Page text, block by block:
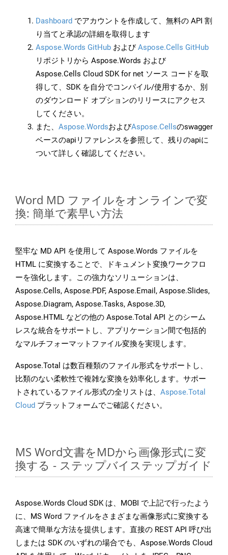
Dashboard でアカウントを作成して、無料の API 割
り当てと承認の詳細を取得します
Aspose.Words GitHub およびAspose.Cells GitHub
リポジトリから Aspose.Words および
Aspose.Cells Cloud SDK for net ソース コードを取
得して、SDK を自分でコンパイル/使用するか、別
のダウンロード オプションのリリースにアクセス
してください。
また、 Aspose.WordsおよびAspose.Cellsのswagger
ベースのapiリファレンスを参照して、残りのapiに
ついて詳しく確認してください。
Word MD ファイルをオンラインで変
換: 簡単で素早い方法
堅牢な MD API を使用して Aspose.Words ファイルを
HTML に変換することで、ドキュメント変換ワークフロ
ーを強化します。この強力なソリューションは、
Aspose.Cells, Aspose.PDF, Aspose.Email, Aspose.Slides,
Aspose.Diagram, Aspose.Tasks, Aspose.3D,
Aspose.HTML などの他の Aspose.Total API とのシーム
レスな統合をサポートし、アプリケーション間で包括的
なマルチフォーマットファイル変換を実現します。
Aspose.Total は数百種類のファイル形式をサポートし、
比類のない柔軟性で複雑な変換を効率化します。サポー
トされているファイル形式の全リストは、 Aspose.Total
Cloud プラットフォームでご確認ください。
MS Word文書をMDから画像形式に変
換する - ステップバイステップガイド
Aspose.Words Cloud SDK は、MOBI で上記で行ったよう
に、MS Word ファイルをさまざまな画像形式に変換する
高速で簡単な方法を提供します。直接の REST API 呼び出
しまたは SDK のいずれの場合でも、Aspose.Words Cloud